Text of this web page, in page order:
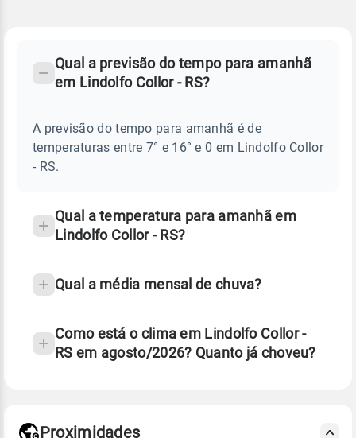
LINDOLFO
COLLOR
Perguntas
sobre
chuva
Qual a previsão do tempo para amanhã
em Lindolfo Collor - RS?
A previsão do tempo para amanhã é de
temperaturas entre 7° e 16° e 0 em Lindolfo Collor
- RS.
Qual a temperatura para amanhã em
Lindolfo Collor - RS?
Qual a média mensal de chuva?
Como está o clima em Lindolfo Collor -
RS em agosto/2026? Quanto já choveu?
Proximidades